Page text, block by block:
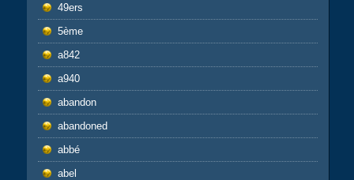
49ers
5ème
a842
a940
abandon
abandoned
abbé
abel